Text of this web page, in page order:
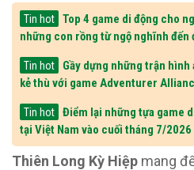
Tin hot
Top 4 game di động cho
những con rồng từ ngộ nghĩnh đến
Tin hot
Gầy dựng những trận
kẻ thù với game Adventurer
Tin hot
Điểm lại những tựa game
tại Việt Nam vào cuối tháng 7/2026
Thiên Long Kỳ Hiệp mang